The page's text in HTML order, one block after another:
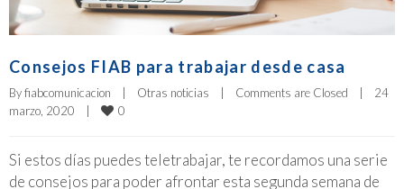
Consejos FIAB para trabajar desde casa
By fiabcomunicacion | Otras noticias | Comments are Closed |
24
marzo, 2020
| 0
Si estos días puedes teletrabajar, te recordamos una serie
de consejos para poder afrontar esta segunda semana de